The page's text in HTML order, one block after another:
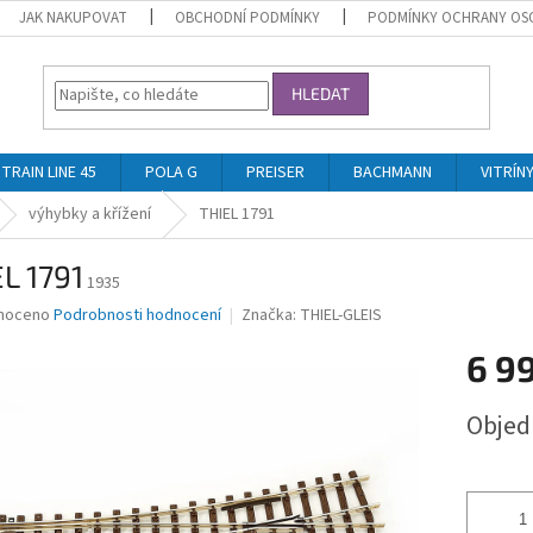
JAK NAKUPOVAT OBCHODNÍ PODMÍNKY PODMÍNKY OCHRANY
HLEDAT
TRAIN LINE 45 POLA G PREISER BACHMANN
výhybky a křížení THIEL 1791
1791 1935
Podrobnosti hodnocení Značka: THIEL-GLEIS
6
cena: